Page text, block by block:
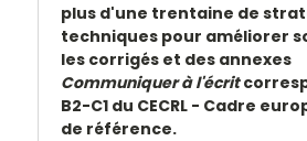
plus d'une trentaine de
techniques pour améliorer
les corrigés et des annexes
Communiquer à l'écrit
B2-C1 du CECRL - Cadre
de référence.